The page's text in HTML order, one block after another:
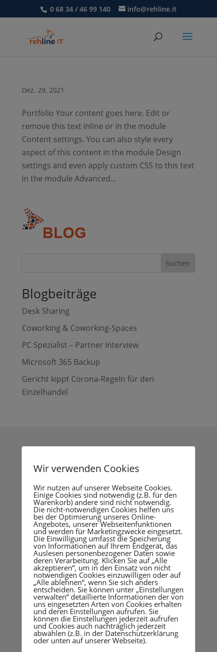
0 68 34 / 46 99 140 info@rehline.it
Dez. 29, 2021
Portfolio Your content goes here. Edit or
remove this text inline or in the module
Content settings. You can also style every
aspect of this content in the module Design
settings and even apply custom CSS to this text
in the module Advanced...
Suchen
Blogbeiträge
Desk Sharing
Coworking & Coworking-Spaces
PC Spezialist – Partner Interview
Microsoft 365 Backup
Gericht kippt Corona-Regeln für den
Einzelhandel
Wir helfen Ihnen weiter!
Wenn Sie Fragen oder Wünsche haben,
besuchen Sie uns in Bous, rufen Sie uns an
oder schreiben Sie eine e-Mail – wir freuen uns
auf Sie.
Telefonische
Erreichbarkeit
MO, DI, DO, FR:
09:00 bis 16:00 Uhr
Wir verwenden Cookies
Wir nutzen auf unserer Webseite Cookies.
Einige Cookies sind notwendig (z.B. für den
Warenkorb) andere sind nicht notwendig.
Die nicht-notwendigen Cookies helfen uns
bei der Optimierung unseres Online-
Angebotes, unserer Webseitenfunktionen
und werden für Marketingzwecke eingesetzt.
Die Einwilligung umfasst die Speicherung
von Informationen auf Ihrem Endgerät, das
Auslesen personenbezogener Daten sowie
deren Verarbeitung. Klicken Sie auf „Alle
akzeptieren“, um in den Einsatz von nicht
notwendigen Cookies einzuwilligen oder auf
„Alle ablehnen“, wenn Sie sich anders
entscheiden. Sie können unter „Einstellungen
verwalten“ detaillierte Informationen der von
uns eingesetzten Arten von Cookies erhalten
und deren Einstellungen aufrufen. Sie
können die Einstellungen jederzeit aufrufen
und Cookies auch nachträglich jederzeit
abwählen (z.B. in der Datenschutzerklärung
oder unten auf unserer Webseite).